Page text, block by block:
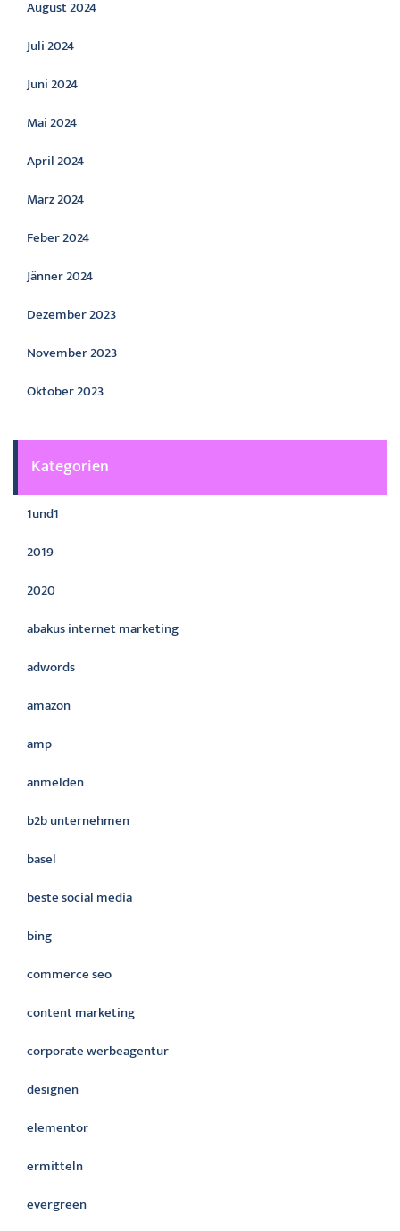
August 2024
Juli 2024
Juni 2024
Mai 2024
April 2024
März 2024
Feber 2024
Jänner 2024
Dezember 2023
November 2023
Oktober 2023
Kategorien
1und1
2019
2020
abakus internet marketing
adwords
amazon
amp
anmelden
b2b unternehmen
basel
beste social media
bing
commerce seo
content marketing
corporate werbeagentur
designen
elementor
ermitteln
evergreen